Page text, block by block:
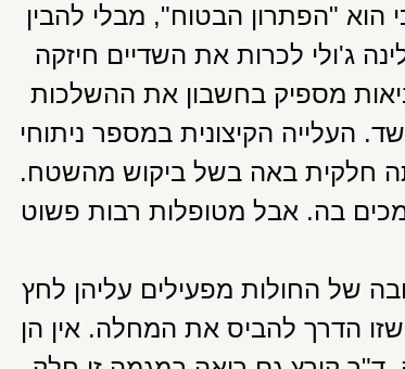
הוא "הפתרון הבטוח", מבלי להבין
ג'ולי לכרות את השדיים חיזקה
מספיק בחשבון את ההשלכות
העלייה הקיצונית במספר ניתוחי
חלקית באה בשל ביקוש מהשטח.
בה. אבל מטופלות רבות פשוט
של החולות מפעילים עליהן לחץ
הדרך להביס את המחלה. אין הן